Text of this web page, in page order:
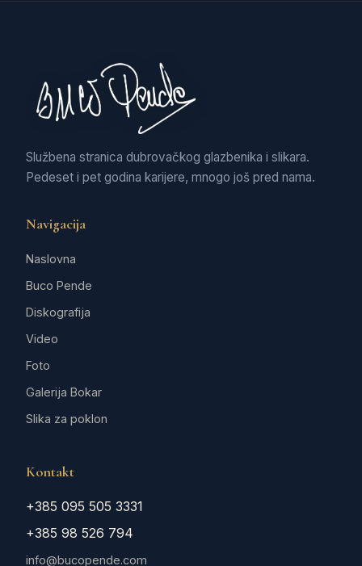
Službena stranica dubrovačkog glazbenika i slikara.
Pedeset i pet godina karijere, mnogo još pred nama.
Navigacija
Naslovna
Buco Pende
Diskografija
Video
Foto
Galerija Bokar
Slika za poklon
Kontakt
+385 095 505 3331
+385 98 526 794
info@bucopende.com